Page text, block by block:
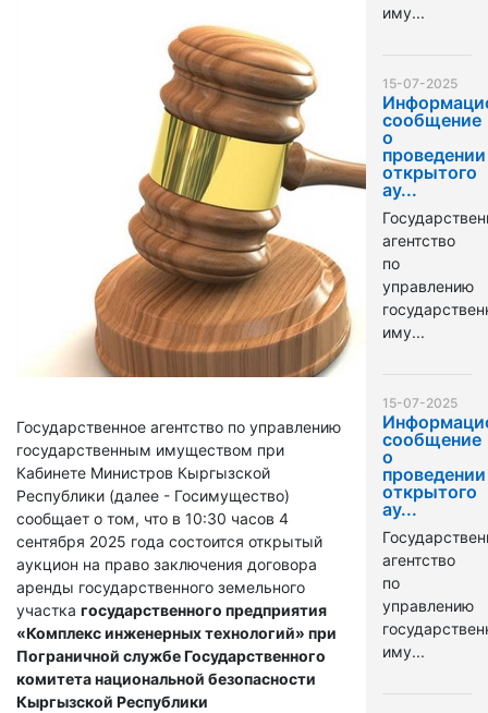
Государственное агентство по управлению
государственным имуществом при
Кабинете Министров Кыргызской
Республики (далее - Госимущество)
сообщает о том, что в 10:30 часов 4
сентября 2025 года состоится открытый
аукцион на право заключения договора
аренды государственного земельного
участка государственного предприятия
«Комплекс инженерных технологий» при
Пограничной службе Государственного
комитета национальной безопасности
Кыргызской Республики
иму...
15-07-2025
сообщение
о
проведении
открытого
ау...
агентство
по
управлению
иму...
15-07-2025
сообщение
о
проведении
открытого
ау...
агентство
по
управлению
иму...